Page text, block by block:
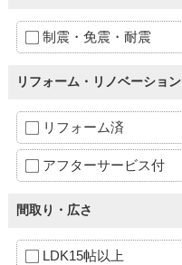
制震・免震・耐震
リフォーム・リノベーション
リフォーム済
アフターサービス付
間取り・広さ
LDK15帖以上